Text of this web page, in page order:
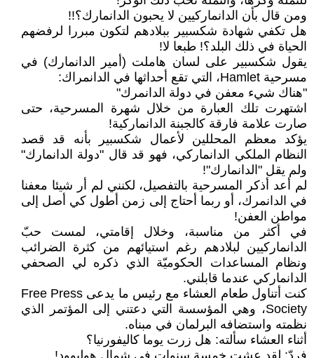
ومن قال بأن الدانماركيين لا يحبون الدانمارك؟!!
هل تكفي شهادة شكسبير ببلادهم لتكون مبررا لرفضهم
الحياة في ذلك البلد؟! طبعا لا!
يقول شكسبير على لسان هاملت (أمير الدانمارك) في
مسرحية Hamlet، التي تقع أحداثها في الدانمراك:
"هناك شيء معفن في دولة الدانمرك"
اشتهرت تلك العبارة من خلال شهرة المسرحية، حتى
صارت علامة فارقة كالجبنة الدانماركية!
يؤكد معظم المحللين لأعمال شكسبير بأنه قد قصد
النظام الملكي الدانماركي، فهو قد قال "دولة الدانمارك"
ولم يقل "الدانمارك"!
لم أعد أذكر المسرحية بالتفصيل، لكنني لم أر شيئا معفنا
في الدانمرك، أو ربما أحتاج إلى زمن أطول كي أصل إلى
مواطن العفن!
في أكثر من مناسبة، وخلال إقامتي، لمست حبّ
الدانماركيين لبلادهم رغم استيائهم من كثرة الضرائب
ونظام المساعدات الحكوميّة الذي ذكره لي الصحفي
الدانماركي عندما قابلني.
كنت أتناول طعام العشاء مع رئيس ما يدعى Free Press
Society، وهي المؤسسة التي دعتني إلى المؤتمر الذي
نظمته واستضافه البرلمان في مبناه.
أثناء العشاء سألته: هل زرت يوما كاليفورنيا؟